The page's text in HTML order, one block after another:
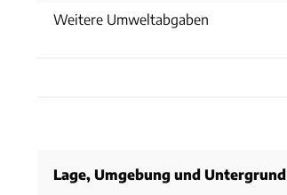
Weitere Umweltabgaben
Lage, Umgebung und Untergrund